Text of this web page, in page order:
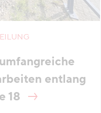
entlang
18